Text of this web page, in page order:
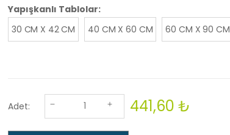
Yapışkanlı Tablolar:
30 CM X 42 CM
40 CM X 60 CM 60 CM X 90 CM
Adet: 441,60 ₺